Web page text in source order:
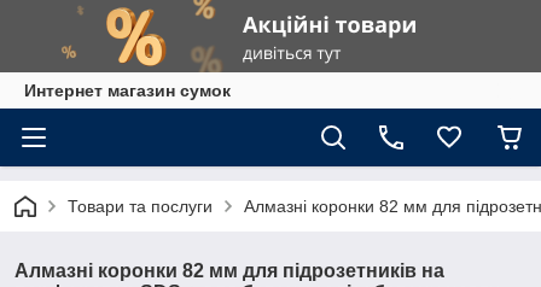
Интернет магазин сумок
Товари та послуги Алмазні коронки 82 мм для
Алмазні коронки 82 мм для підрозетників на